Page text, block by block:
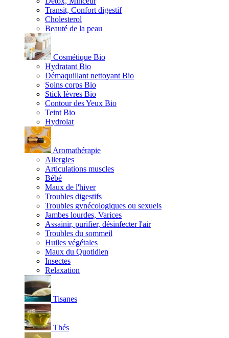
Transit, Confort digestif
Cholesterol
Beauté de la peau
Cosmétique Bio
Hydratant Bio
Démaquillant nettoyant Bio
Soins corps Bio
Stick lèvres Bio
Contour des Yeux Bio
Teint Bio
Hydrolat
Aromathérapie
Allergies
Articulations muscles
Bébé
Maux de l'hiver
Troubles digestifs
Troubles gynécologiques ou sexuels
Jambes lourdes, Varices
Assainir, purifier, désinfecter l'air
Troubles du sommeil
Huiles végétales
Maux du Quotidien
Insectes
Relaxation
Tisanes
Thés